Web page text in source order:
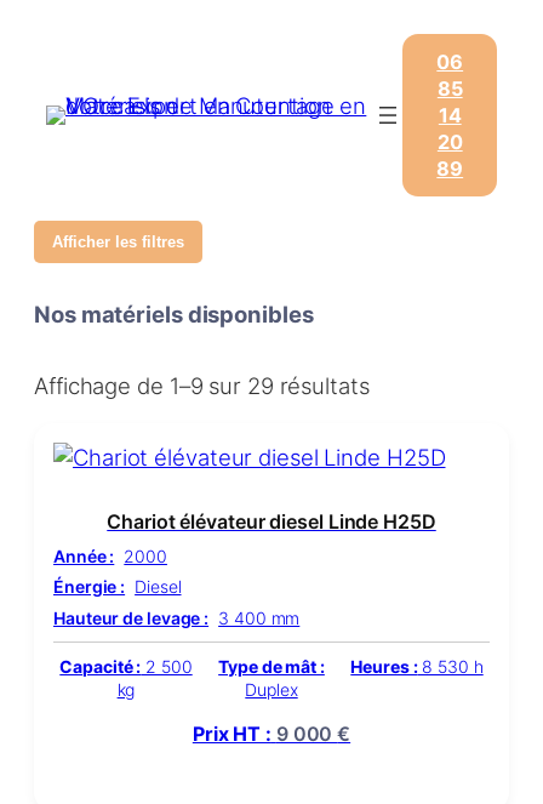
06
85
14
20
89
Afficher les filtres
Nos matériels disponibles
Affichage de 1–9 sur 29 résultats
Chariot élévateur diesel Linde H25D
Année : 2000
Énergie : Diesel
Hauteur de levage : 3 400 mm
Capacité : 2 500
kg
Type de mât :
Duplex
Heures :8 530 h
Prix HT : 9 000€